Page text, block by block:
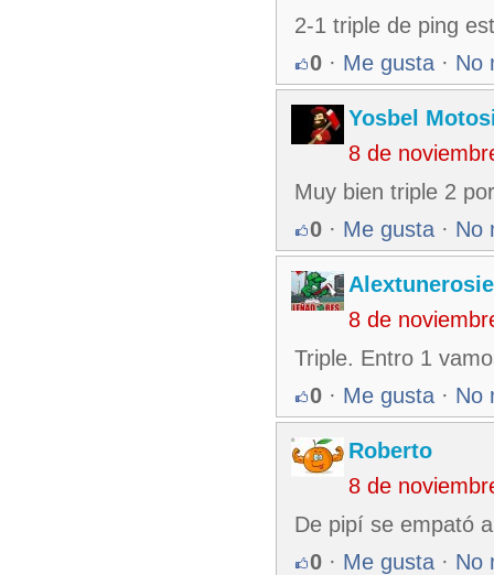
2-1 triple de ping
0 · Me gusta · No
Yosbel
8 de
Muy bien triple 2
0 · Me gusta · No
8 de
Triple. Entro 1
0 · Me gusta · No
Roberto
8 de
De pipí se empató
0 · Me gusta · No